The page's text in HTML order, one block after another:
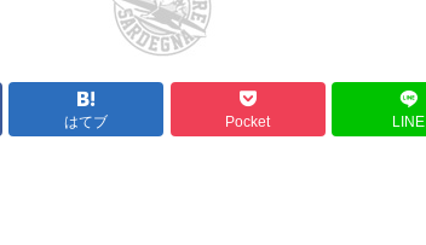
はてブ Pocket LINE